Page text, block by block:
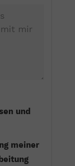
und
meiner